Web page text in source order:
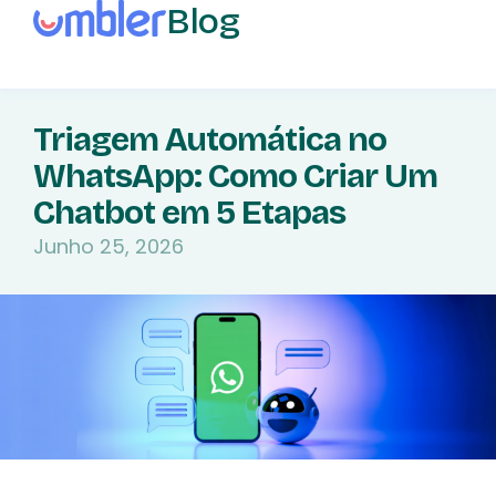
Blog
Triagem Automática no
WhatsApp: Como Criar Um
Chatbot em 5 Etapas
Junho 25, 2026